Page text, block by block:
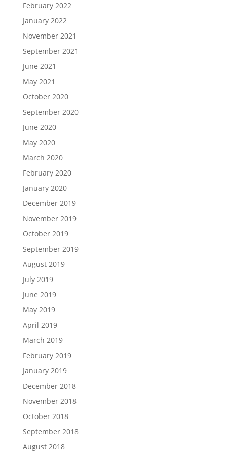
February 2022
January 2022
November 2021
September 2021
June 2021
May 2021
October 2020
September 2020
June 2020
May 2020
March 2020
February 2020
January 2020
December 2019
November 2019
October 2019
September 2019
August 2019
July 2019
June 2019
May 2019
April 2019
March 2019
February 2019
January 2019
December 2018
November 2018
October 2018
September 2018
August 2018